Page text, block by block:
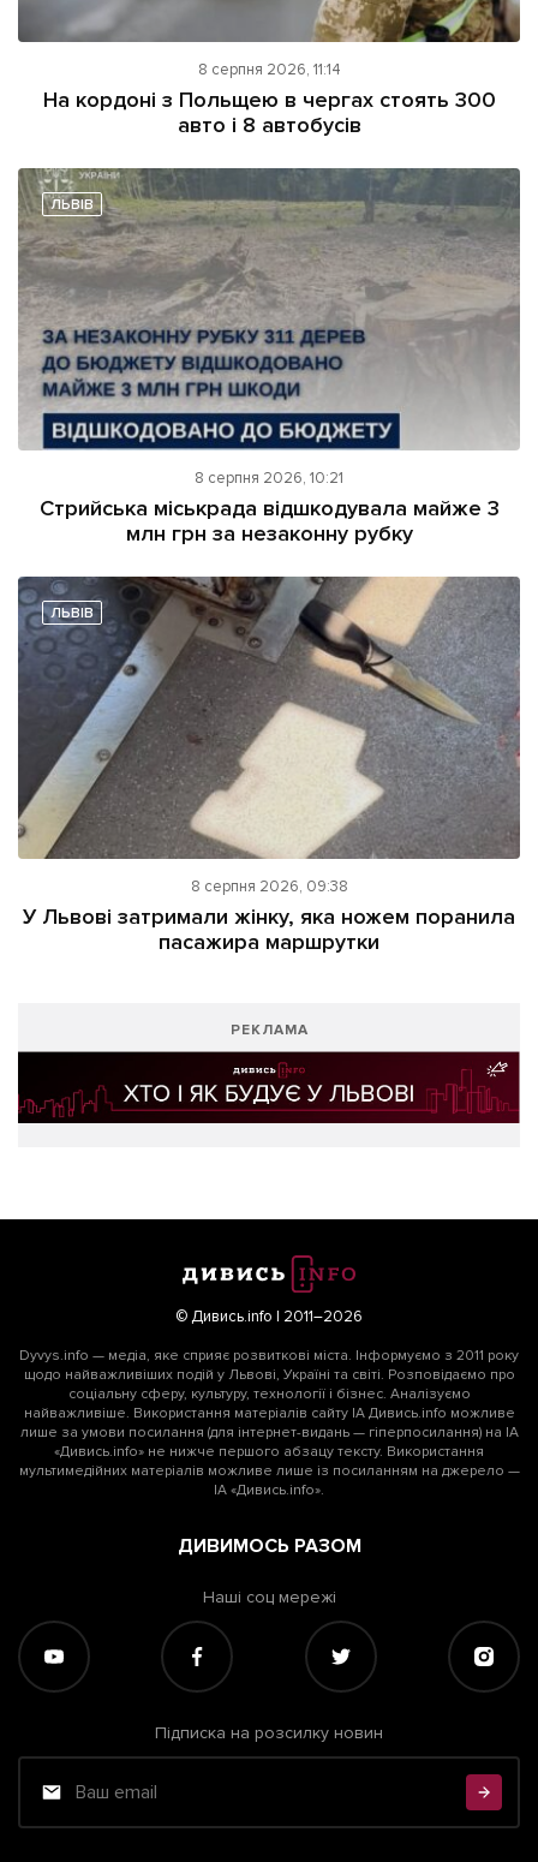
8 серпня 2026, 11:14
На кордоні з Польщею в чергах стоять 300
авто і 8 автобусів
ЛЬВІВ
8 серпня 2026, 10:21
Стрийська міськрада відшкодувала майже 3
млн грн за незаконну рубку
ЛЬВІВ
8 серпня 2026, 09:38
У Львові затримали жінку, яка ножем поранила
пасажира маршрутки
РЕКЛАМА
© Дивись.info | 2011–2026
Dyvys.info — медіа, яке сприяє розвиткові міста. Інформуємо з 2011 року
щодо найважливіших подій у Львові, Україні та світі. Розповідаємо про
соціальну сферу, культуру, технології і бізнес. Аналізуємо
найважливіше. Використання матеріалів сайту ІА Дивись.info можливе
лише за умови посилання (для інтернет-видань — гіперпосилання) на ІА
«Дивись.info» не нижче першого абзацу тексту. Використання
мультимедійних матеріалів можливе лише із посиланням на джерело —
ІА «Дивись.info».
ДИВИМОСЬ РАЗОМ
Наші соц мережі
Підписка на розсилку новин